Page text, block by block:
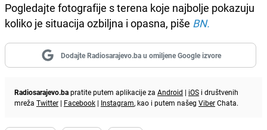
Pogledajte fotografije s terena koje najbolje pokazuju
koliko je situacija ozbiljna i opasna, piše BN.
Dodajte Radiosarajevo.ba u omiljene Google izvore
Radiosarajevo.bapratite putem aplikacije za Android | iOS i društvenih
mreža Twitter | Facebook | Instagram, kao i putem našeg ViberChata.